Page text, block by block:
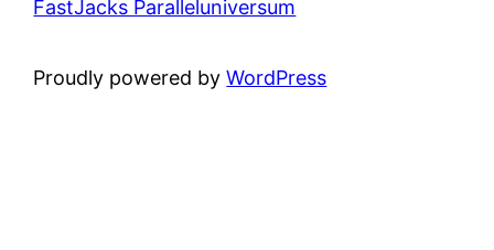
FastJacks Paralleluniversum
Proudly powered byWordPress